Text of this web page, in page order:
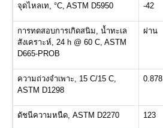
จุดไหลเท, °C, ASTM D5950 -42
การทดสอบการเกิดสนิม, น้ำทะเล
สังเคราะห์, 24 h @ 60 C, ASTM
D665-PROB
ผ่าน
ความถ่วงจำเพาะ, 15 C/15 C,
ASTM D1298
0.878
ดัชนีความหนืด, ASTM D2270 123